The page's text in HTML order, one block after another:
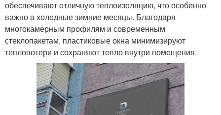
обеспечивают отличную теплоизоляцию, что особенно
важно в холодные зимние месяцы. Благодаря
многокамерным профилям и современным
стеклопакетам, пластиковые окна минимизируют
теплопотери и сохраняют тепло внутри помещения.